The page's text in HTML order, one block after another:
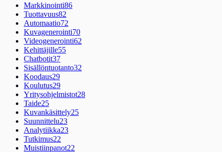
Markkinointi86
Tuottavuus82
Automaatio72
Kuvagenerointi70
Videogenerointi62
Kehittäjille55
Chatbotit37
Sisällöntuotanto32
Koodaus29
Koulutus29
Yritysohjelmistot28
Taide25
Kuvankäsittely25
Suunnittelu23
Analytiikka23
Tutkimus22
Muistiinpanot22